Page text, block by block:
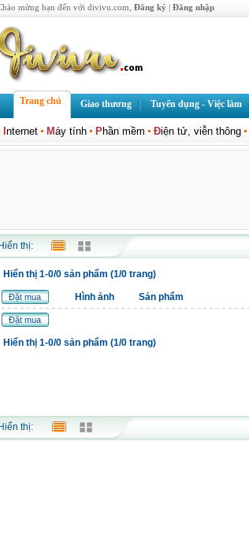
mừng bạn đến với divivu.com, Đăng ký | Đăng nhập
Trang chủ Giao thương Tuyển dụng - Việc làm
nternet Máy tính Phần mềm Điện tử, viễn thông
Hiển thị:
Hiển thị 1-0/0 sản phẩm (1/0 trang)
Đặt mua Hình ảnh Sản phẩm
Đặt mua
Hiển thị 1-0/0 sản phẩm (1/0 trang)
Hiển thị: